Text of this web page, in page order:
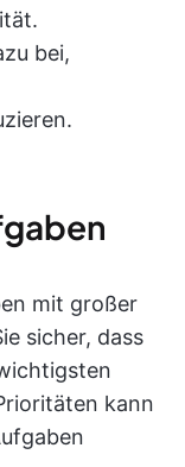
bei,
mit großer
sicher, dass
kann